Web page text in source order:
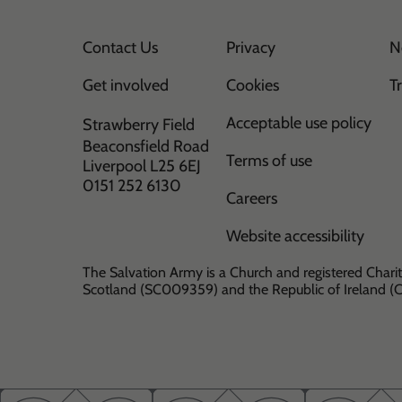
Contact Us
Get involved
Strawberry Field
Beaconsfield Road
Liverpool L25 6EJ
0151 252 6130
Privacy
Cookies
Acceptable use policy
Terms of use
Careers
Website accessibility
The Salvation Army is a Church and registered
Scotland (SC009359) and the Republic of Ireland